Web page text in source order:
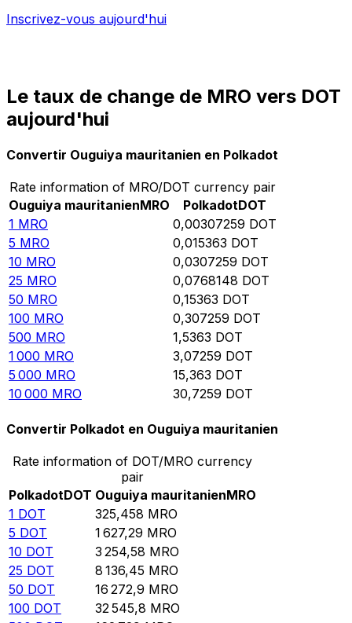
Inscrivez-vous aujourd'hui
Le taux de change de MRO vers DOT
aujourd'hui
Convertir Ouguiya mauritanien en Polkadot
Rate information of MRO/DOT currency pair
Ouguiya mauritanienMRO PolkadotDOT
1 MRO 0,00307259 DOT
5 MRO 0,015363 DOT
10 MRO 0,0307259 DOT
25 MRO 0,0768148 DOT
50 MRO 0,15363 DOT
100 MRO 0,307259 DOT
500 MRO 1,5363 DOT
1 000 MRO 3,07259 DOT
5 000 MRO 15,363 DOT
10 000 MRO 30,7259 DOT
Convertir Polkadot en Ouguiya mauritanien
Rate information of DOT/MRO currency
pair
PolkadotDOT Ouguiya mauritanienMRO
1 DOT 325,458 MRO
5 DOT 1 627,29 MRO
10 DOT 3 254,58 MRO
25 DOT 8 136,45 MRO
50 DOT 16 272,9 MRO
100 DOT 32 545,8 MRO